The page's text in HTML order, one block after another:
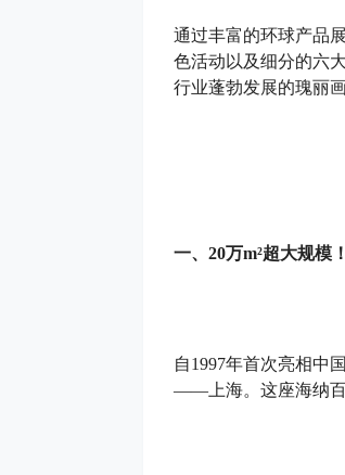
通过丰富的环球产品
色活动以及细分的六
行业蓬勃发展的瑰丽画
一、 20万m²超大规模
自1997年首次亮相中
——上海。这座海纳百